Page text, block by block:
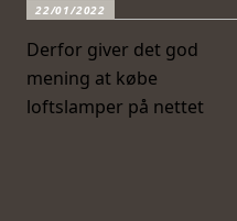
22/01/2022
Derfor giver det god
mening at købe
loftslamper på nettet